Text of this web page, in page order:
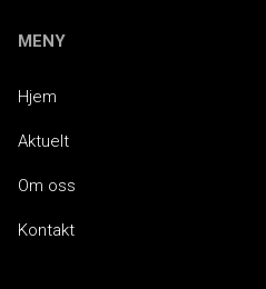
MENY
Hjem
Aktuelt
Om oss
Kontakt